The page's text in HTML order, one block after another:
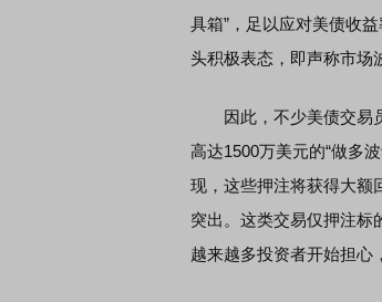
具箱”，足以应对美债收
头积极表态，即声称市场
因此，不少美债交易员
高达1500万美元的“做多
现，这些押注将获得大额
突出。这类交易仅押注标
越来越多投资者开始担心